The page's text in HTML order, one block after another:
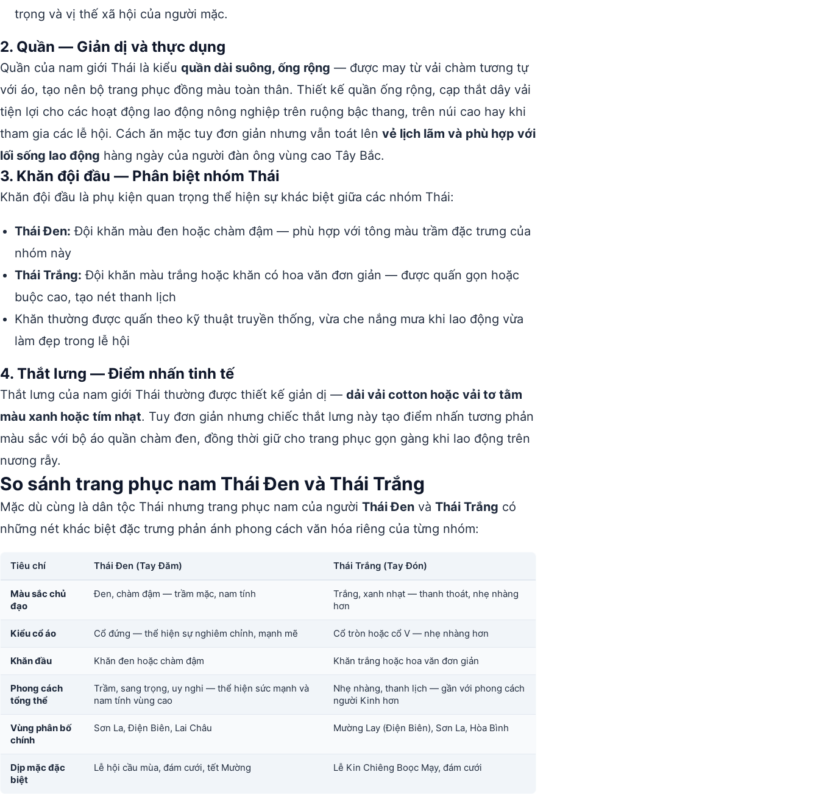
trọng và vị thế xã hội của người mặc.
2. Quần — Giản dị và thực dụng
Quần của nam giới Thái là kiểu quần dài suông, ống rộng — được may từ vải chàm tương tự
với áo, tạo nên bộ trang phục đồng màu toàn thân. Thiết kế quần ống rộng, cạp thắt dây vải
tiện lợi cho các hoạt động lao động nông nghiệp trên ruộng bậc thang, trên núi cao hay khi
tham gia các lễ hội. Cách ăn mặc tuy đơn giản nhưng vẫn toát lên vẻ lịch lãm và phù hợp với
lối sống lao động hàng ngày của người đàn ông vùng cao Tây Bắc.
3. Khăn đội đầu — Phân biệt nhóm Thái
Khăn đội đầu là phụ kiện quan trọng thể hiện sự khác biệt giữa các nhóm Thái:
Thái Đen: Đội khăn màu đen hoặc chàm đậm — phù hợp với tông màu trầm đặc trưng của
nhóm này
Thái Trắng: Đội khăn màu trắng hoặc khăn có hoa văn đơn giản — được quấn gọn hoặc
buộc cao, tạo nét thanh lịch
Khăn thường được quấn theo kỹ thuật truyền thống, vừa che nắng mưa khi lao động vừa
làm đẹp trong lễ hội
4. Thắt lưng — Điểm nhấn tinh tế
Thắt lưng của nam giới Thái thường được thiết kế giản dị — dải vải cotton hoặc vải tơ tằm
màu xanh hoặc tím nhạt. Tuy đơn giản nhưng chiếc thắt lưng này tạo điểm nhấn tương phản
màu sắc với bộ áo quần chàm đen, đồng thời giữ cho trang phục gọn gàng khi lao động trên
nương rẫy.
So sánh trang phục nam Thái Đen và Thái Trắng
Mặc dù cùng là dân tộc Thái nhưng trang phục nam của người Thái Đen và Thái Trắng có
những nét khác biệt đặc trưng phản ánh phong cách văn hóa riêng của từng nhóm:
Tiêu chí Thái Đen (Tay Đăm) Thái Trắng (Tay Đón)
Màu sắc chủ
đạo
Đen, chàm đậm — trầm mặc, nam tính
Trắng, xanh nhạt — thanh thoát, nhẹ nhàng
hơn
Kiểu cổ áo Cổ đứng — thể hiện sự nghiêm chỉnh, mạnh mẽ Cổ tròn hoặc cổ V — nhẹ nhàng hơn
Khăn đầu Khăn đen hoặc chàm đậm Khăn trắng hoặc hoa văn đơn giản
Phong cách
tổng thể
Trầm, sang trọng, uy nghi — thể hiện sức mạnh và
nam tính vùng cao
Nhẹ nhàng, thanh lịch — gần với phong cách
người Kinh hơn
Vùng phân bố
chính
Sơn La, Điện Biên, Lai Châu Mường Lay (Điện Biên), Sơn La, Hòa Bình
Dịp mặc đặc
biệt
Lễ hội cầu mùa, đám cưới, tết Mường Lễ Kin Chiêng Boọc Mạy, đám cưới